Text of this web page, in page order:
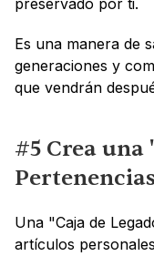
preservado por ti.
Es una manera de
generaciones y
que vendrán
#5 Crea una
Una "Caja de
artículos